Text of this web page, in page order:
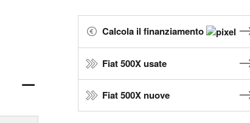
Calcola il finanziamento
Fiat 500X usate
Fiat 500X nuove